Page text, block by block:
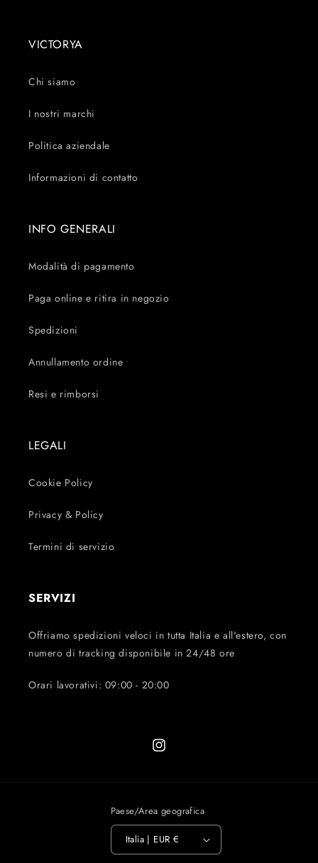
VICTORYA
Chi siamo
I nostri marchi
Politica aziendale
Informazioni di contatto
INFO GENERALI
Modalità di pagamento
Paga online e ritira in negozio
Spedizioni
Annullamento ordine
Resi e rimborsi
LEGALI
Cookie Policy
Privacy & Policy
Termini di servizio
SERVIZI
Offriamo spedizioni veloci in tutta Italia e all'estero, con
numero di tracking disponibile in 24/48 ore
Orari lavorativi: 09:00 - 20:00
Instagram
Paese/Area geografica
Italia | EUR €